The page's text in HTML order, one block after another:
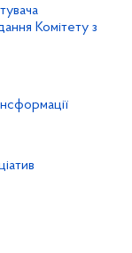
Комітету з